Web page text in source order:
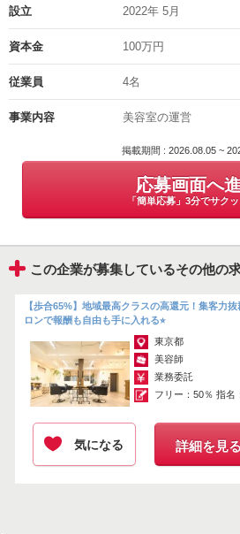
める絶好の機会◎
°˖✧ ALLOってこんなサロン ˖✧˖°
当店は、お客様一人ひとりに深く向き合え
お客様だけでなく、スタッフにとっても「
を追求しました。
ビル最上階にある当店は、心地良い陽射し
配置されたリラックスできる雰囲気◎
開放的な空間でありながら、集中できる環
また、スタッフの雰囲気の良さも自慢♪
経験豊富なスタイリスト同士が互いを尊重
く、のびのびと美容師の仕事に打ち込めま
最高の環境なので、長く活躍しているスタ
ぜひ一度サロンにきてみてください！
ご応募をお待ちしております◎
東京都大田区蒲田５－２０－７Ｋ５２０ビ
担当の部署や氏名
岡元
03-6428-6425
設立 2022年 5月
資本金 100万円
従業員 4名
事業内容 美容室の運営
掲載期間 : 2026.08.05 ~
応募画面へ
「簡単応募」3分でサク
この企業が募集しているその他の
【歩合65%】地域最高クラスの高還元！集客力抜
ロンで報酬も自由も手に入れる⭐︎
東京都
美容師
業務委託
フリー：50％ 指名：
気になる 詳細を見る